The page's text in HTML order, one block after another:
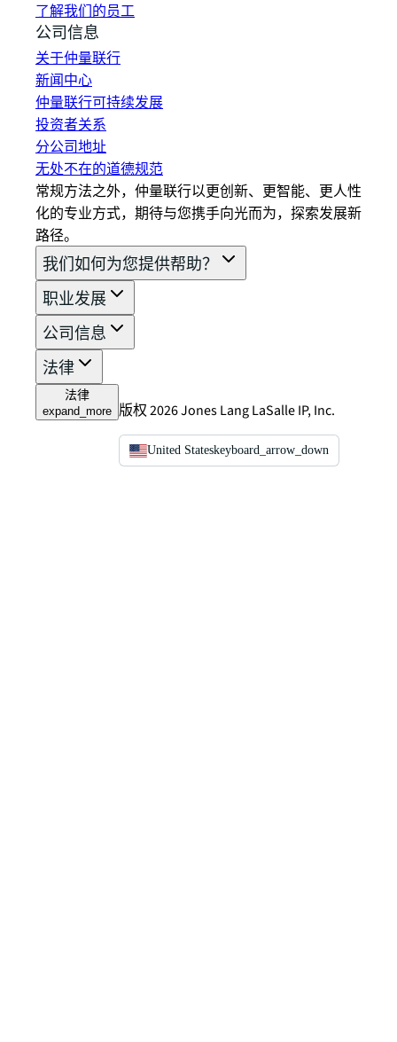
了解我们的员工
公司信息
关于仲量联行
新闻中心
仲量联行可持续发展
投资者关系
分公司地址
无处不在的道德规范
常规方法之外，仲量联行以更创新、更智能、更人性
化的专业方式，期待与您携手向光而为，探索发展新
路径。
我们如何为您提供帮助？
职业发展
公司信息
法律
法律
expand_more 版权 2026 Jones Lang LaSalle IP, Inc.
United Stateskeyboard_arrow_down